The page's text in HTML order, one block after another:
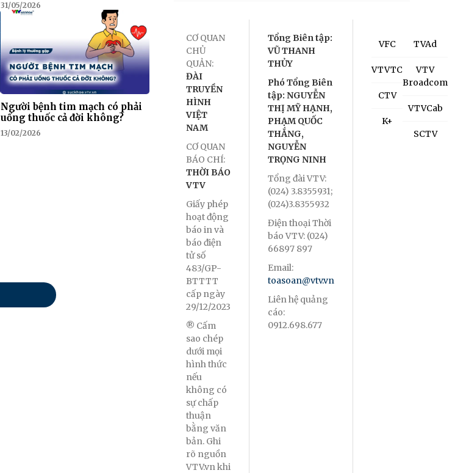
31/05/2026
Người bệnh tim mạch có phải
uống thuốc cả đời không?
13/02/2026
CƠ QUAN
CHỦ
QUẢN:
ĐÀI
TRUYỀN
HÌNH
VIỆT
NAM
CƠ QUAN
BÁO CHÍ:
THỜI BÁO
VTV
Giấy phép
hoạt động
báo in và
báo điện
tử số
483/GP-
BTTTT
cấp ngày
29/12/2023
® Cấm
sao chép
dưới mọi
hình thức
nếu
không có
sự chấp
thuận
bằng văn
bản. Ghi
rõ nguồn
VTV.vn khi
Tổng Biên tập:
VŨ THANH
THỦY
Phó Tổng Biên
tập: NGUYỄN
THỊ MỸ HẠNH,
PHẠM QUỐC
THẮNG,
NGUYỄN
TRỌNG NINH
Tổng đài VTV:
(024) 3.8355931;
(024)3.8355932
Điện thoại Thời
báo VTV: (024)
66897 897
Email:
toasoan@vtv.vn
Liên hệ quảng
cáo:
0912.698.677
VFC
VTVTC
CTV
K+
TVAd
VTV
Broadcom
VTVCab
SCTV